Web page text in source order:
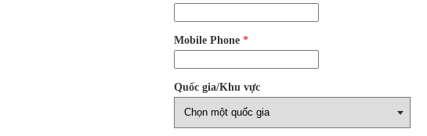
Mobile Phone *
Quốc gia/Khu vực